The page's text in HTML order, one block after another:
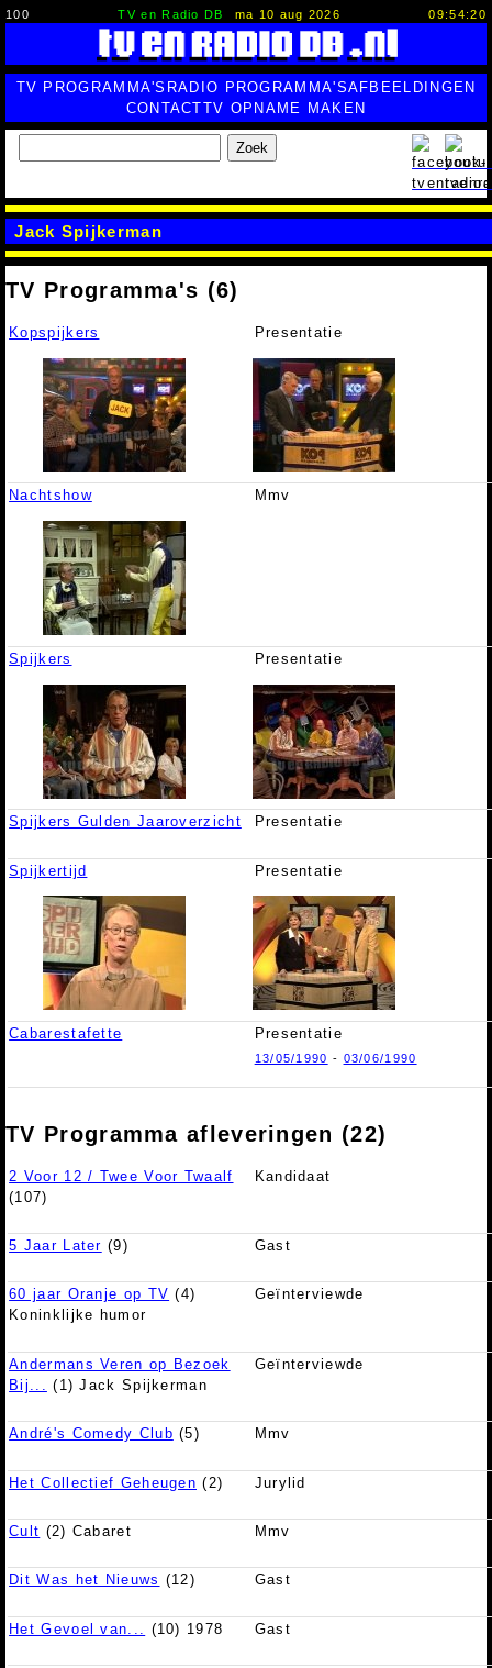
100 TV en Radio DB ma 10 aug 2026 09:54:21
TV PROGRAMMA'S RADIO PROGRAMMA'SAFBEELDINGEN
CONTACTTV OPNAME MAKEN
Zoek
Jack Spijkerman
TV Programma's (6)
Kopspijkers Presentatie
Nachtshow Mmv
Spijkers Presentatie
Spijkers Gulden Jaaroverzicht Presentatie
Spijkertijd Presentatie
Cabarestafette Presentatie
13/05/1990 - 03/06/1990
TV Programma afleveringen (22)
2 Voor 12 / Twee Voor Twaalf
(107)
Kandidaat
5 Jaar Later (9) Gast
60 jaar Oranje op TV (4)
Koninklijke humor
Geïnterviewde
Andermans Veren op Bezoek
Bij...
(1) Jack Spijkerman
Geïnterviewde
André's Comedy Club (5) Mmv
Het Collectief Geheugen (2) Jurylid
Cult (2) Cabaret Mmv
Dit Was het Nieuws (12) Gast
Het Gevoel van... (10) 1978 Gast